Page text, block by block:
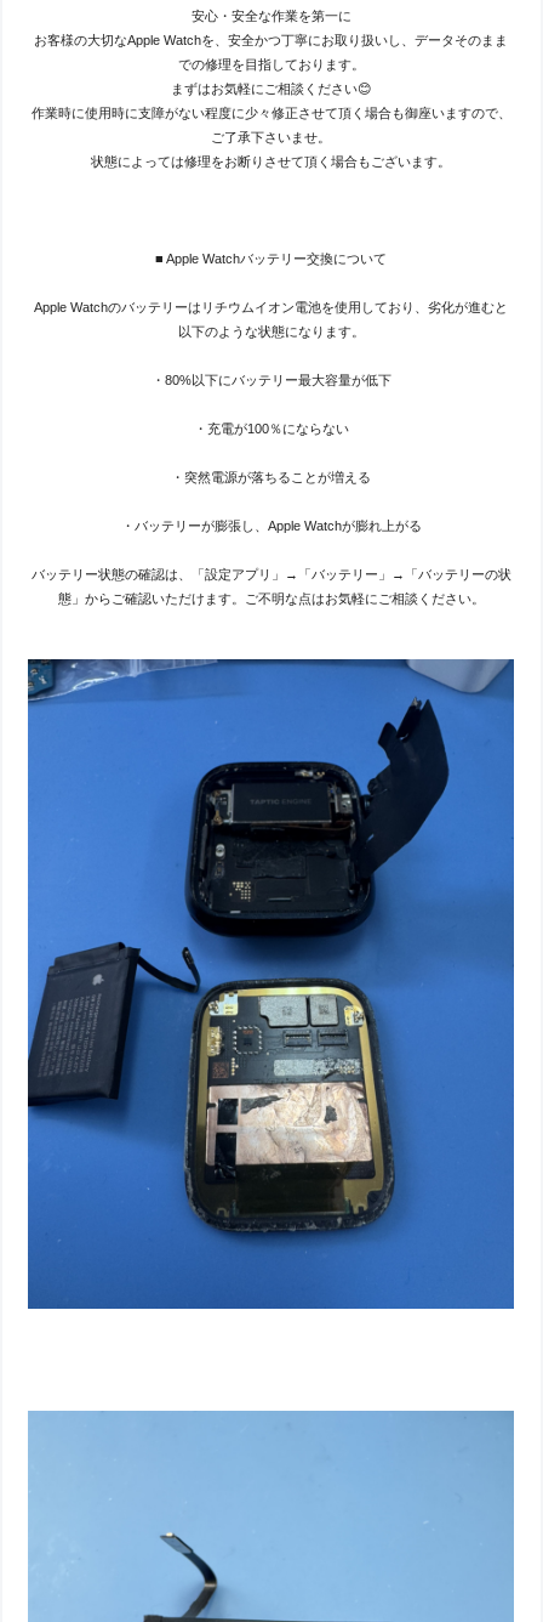
安心・安全な作業を第一に
お客様の大切なApple Watchを、安全かつ丁寧にお取り扱いし、データそのまま
での修理を目指しております。
まずはお気軽にご相談ください😊
作業時に使用時に支障がない程度に少々修正させて頂く場合も御座いますので、
ご了承下さいませ。
状態によっては修理をお断りさせて頂く場合もございます。
■ Apple Watchバッテリー交換について
Apple Watchのバッテリーはリチウムイオン電池を使用しており、劣化が進むと
以下のような状態になります。
・80%以下にバッテリー最大容量が低下
・充電が100％にならない
・突然電源が落ちることが増える
・バッテリーが膨張し、Apple Watchが膨れ上がる
バッテリー状態の確認は、「設定アプリ」→「バッテリー」→「バッテリーの状
態」からご確認いただけます。ご不明な点はお気軽にご相談ください。